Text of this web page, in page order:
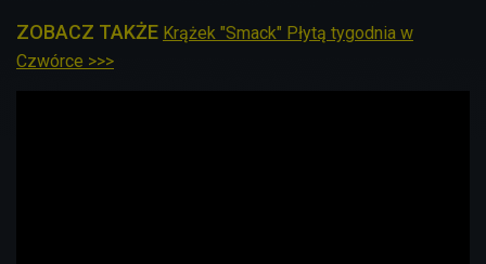
ZOBACZ TAKŻE Krążek "Smack" Płytą tygodnia w
Czwórce >>>